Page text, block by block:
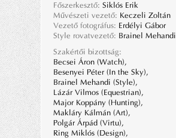
Főszerkesztő: Siklós Erik
Művészeti vezető: Keczeli Zoltán
Vezető fotográfus: Erdélyi Gábor
Style rovatvezető: Brainel Mehandi
Szakértői bizottság:
Becsei Áron (Watch),
Besenyei Péter (In the Sky),
Brainel Mehandi (Style),
Lázár Vilmos (Equestrian),
Major Koppány (Hunting),
Makláry Kálmán (Art),
Polgár Árpád (Virtu),
Ring Miklós (Design),